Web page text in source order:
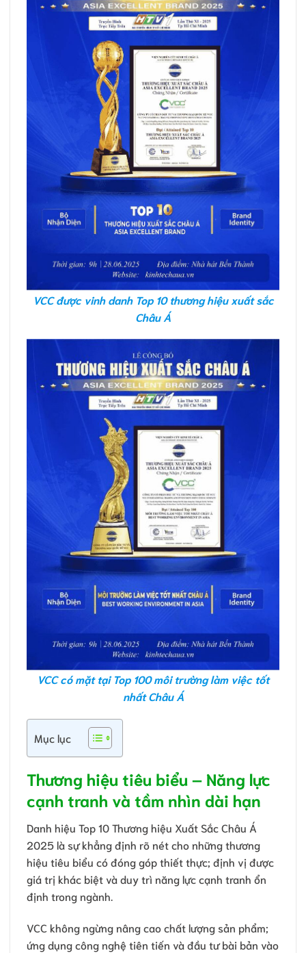
VCC được vinh danh Top 10 thương hiệu xuất sắc
Châu Á
VCC có mặt tại Top 100 môi trường làm việc tốt
nhất Châu Á
Mục lục
Thương hiệu tiêu biểu – Năng lực
cạnh tranh và tầm nhìn dài hạn
Danh hiệu Top 10 Thương hiệu Xuất Sắc Châu Á
2025 là sự khẳng định rõ nét cho những thương
hiệu tiêu biểu có đóng góp thiết thực; định vị được
giá trị khác biệt và duy trì năng lực cạnh tranh ổn
định trong ngành.
VCC không ngừng nâng cao chất lượng sản phẩm;
ứng dụng công nghệ tiên tiến và đầu tư bài bản vào